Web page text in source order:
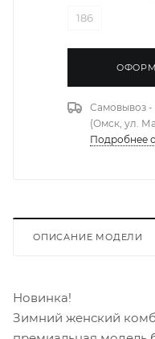
186
Самовывоз -
(Омск, ул.
Подробнее
ОПИСАНИЕ МОДЕЛИ
Новинка!
Зимний женский